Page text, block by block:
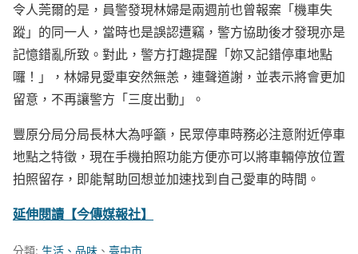
令人莞爾的是，員警發現林婦是兩週前也曾報案「機車失
蹤」的同一人，當時也是誤認遭竊，警方協助後才發現亦是
記憶錯亂所致。對此，警方打趣提醒「妳又記錯停車地點
囉！」，林婦見愛車安然無恙，連聲道謝，並表示將會更加
留意，不再讓警方「三度出動」。
豐原分局分局長林大為呼籲，民眾停車時務必注意附近停車
地點之特徵，現在手機拍照功能方便亦可以將車輛停放位置
拍照留存，即能幫助回想並加速找到自己愛車的時間。
延伸閱讀【今傳媒報社】
分類: 生活、品味 、 臺中市